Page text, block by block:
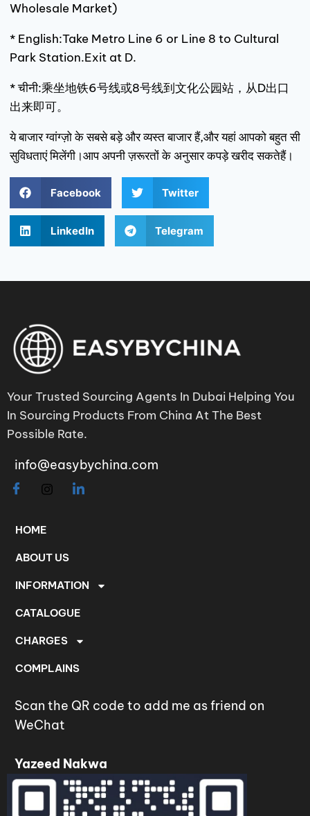
Wholesale Market)
* English:Take Metro Line 6 or Line 8 to Cultural
Park Station.Exit at D.
* चीनी:乘坐地铁6号线或8号线到文化公园站，从D出口
出来即可。
ये बाजार ग्वांग्ज़ो के सबसे बड़े और व्यस्त बाजार हैं,और यहां आपको बहुत सी
सुविधताएं मिलेंगी।आप अपनी ज़रूरतों के अनुसार कपड़े खरीद सकतेहैं।
Facebook Twitter
LinkedIn Telegram
Your Trusted Sourcing Agents In Dubai Helping You
In Sourcing Products From China At The Best
Possible Rate.
info@easybychina.com
HOME
ABOUT US
INFORMATION
CATALOGUE
CHARGES
COMPLAINS
Scan the QR code to add me as friend on
WeChat
Yazeed Nakwa